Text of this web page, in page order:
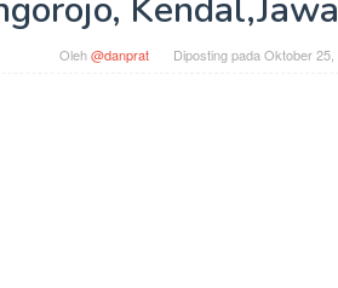
Oleh@danprat Diposting pada Oktober 25,